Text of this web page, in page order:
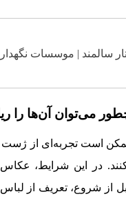
سالمند | موسسات
می‌توان آن‌ها را
است تجربه‌ای از ژست
در این شرایط، عکاس
از شروع، تعریف از